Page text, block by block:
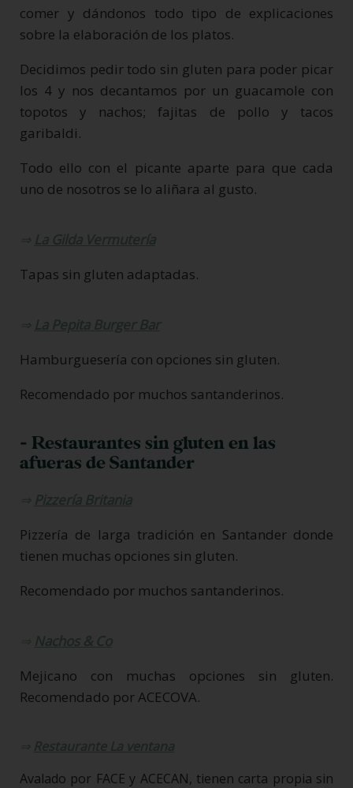
comer y dándonos todo tipo de explicaciones
sobre la elaboración de los platos.
Decidimos pedir todo sin gluten para poder picar
los 4 y nos decantamos por un guacamole con
topotos y nachos; fajitas de pollo y tacos
garibaldi.
Todo ello con el picante aparte para que cada
uno de nosotros se lo aliñara al gusto.
⇒ La Gilda Vermutería
Tapas sin gluten adaptadas.
⇒ La Pepita Burger Bar
Hamburguesería con opciones sin gluten.
Recomendado por muchos santanderinos.
- Restaurantes sin gluten en las
afueras de Santander
⇒ Pizzería Britania
Pizzería de larga tradición en Santander donde
tienen muchas opciones sin gluten.
Recomendado por muchos santanderinos.
Nachos & Co
Mejicano con muchas opciones sin gluten.
Recomendado por ACECOVA.
⇒ Restaurante La ventana
Avalado por FACE y ACECAN, tienen carta propia sin